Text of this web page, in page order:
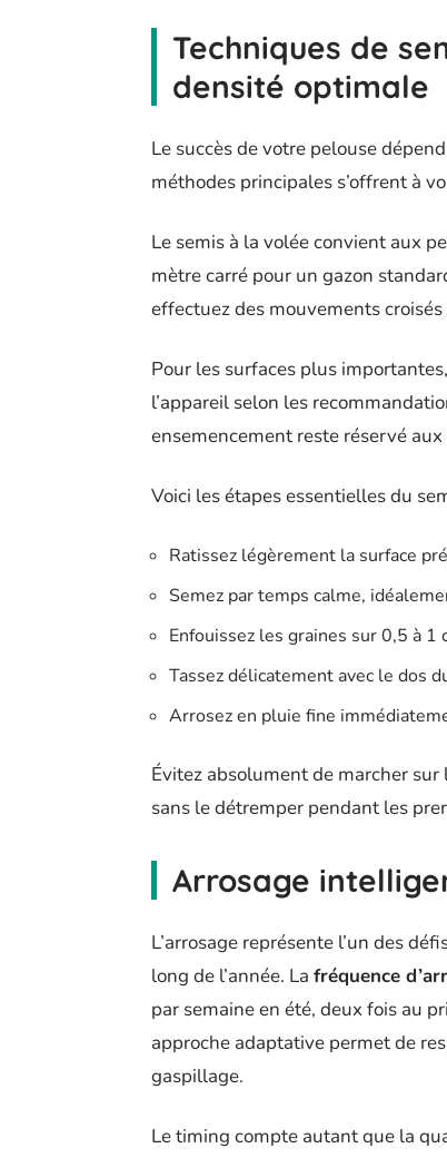
Techniques de
densité optimale
Le succès de votre pelouse
méthodes principales s’offrent à
Le semis à la volée convient aux
mètre carré pour un gazon
effectuez des mouvements
Pour les surfaces plus
l’appareil selon les
ensemencement reste réservé
Voici les étapes essentielles du
Ratissez légèrement la surface
Semez par temps calme,
Enfouissez les graines sur 0,5 à 1
Tassez délicatement avec le dos
Arrosez en pluie fine
Évitez absolument de marcher
sans le détremper pendant les
Arrosage
L’arrosage représente l’un des
long de l’année. La fréquence
par semaine en été, deux fois au
approche adaptative permet de
gaspillage.
Le timing compte autant que la